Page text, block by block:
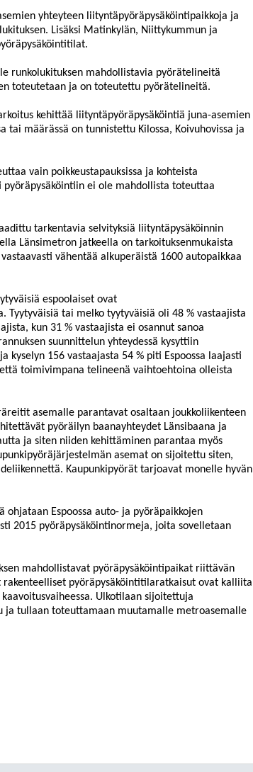
yhteyteen liityntäpyöräpysäköintipaikkoja ja
Lisäksi Matinkylän, Niittykummun ja
runkolukituksen mahdollistavia pyörätelineitä
toteutetaan ja on toteutettu pyörätelineitä.
kehittää liityntäpyöräpysäköintiä juna-asemien
tai määrässä on tunnistettu Kilossa, Koivuhovissa ja
vain poikkeustapauksissa ja kohteista
pyöräpysäköintiin ei ole mahdollista toteuttaa
tarkentavia selvityksiä liityntäpysäköinnin
Länsimetron jatkeella on tarkoituksenmukaista
vähentää alkuperäistä 1600 autopaikkaa
espoolaiset ovat
Tyytyväisiä tai melko tyytyväisiä oli 48 % vastaajista
kun 31 % vastaajista ei osannut sanoa
suunnittelun yhteydessä kysyttiin
156 vastaajasta 54 % piti Espoossa laajasti
toimivimpana telineenä vaihtoehtoina olleista
asemalle parantavat osaltaan joukkoliikenteen
pyöräilyn baanayhteydet Länsibaana ja
a ja siten niiden kehittäminen parantaa myös
asemat on sijoitettu siten,
Kaupunkipyörät tarjoavat monelle hyvän
Espoossa auto- ja pyöräpaikkojen
2015 pyöräpysäköintinormeja, joita sovelletaan
mahdollistavat pyöräpysäköintipaikat riittävän
pyöräpysäköintitilaratkaisut ovat kalliita
Ulkotilaan sijoitettuja
ja tullaan toteuttamaan muutamalle metroasemalle